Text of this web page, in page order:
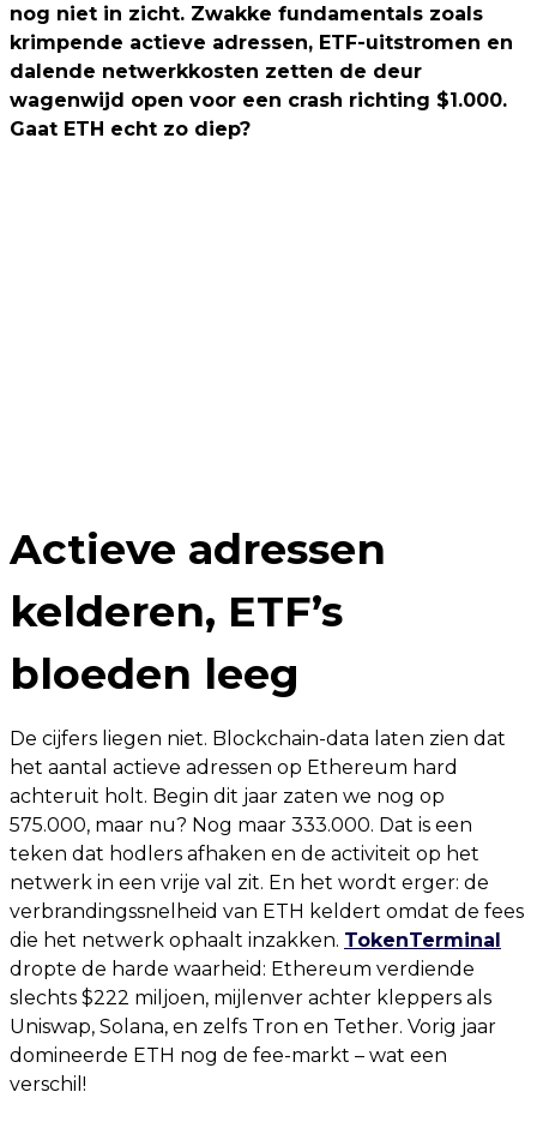
nog niet in zicht. Zwakke fundamentals zoals
krimpende actieve adressen, ETF-uitstromen en
dalende netwerkkosten zetten de deur
wagenwijd open voor een crash richting $1.000.
Gaat ETH echt zo diep?
Actieve adressen
kelderen, ETF’s
bloeden leeg
De cijfers liegen niet. Blockchain-data laten zien dat
het aantal actieve adressen op Ethereum hard
achteruit holt. Begin dit jaar zaten we nog op
575.000, maar nu? Nog maar 333.000. Dat is een
teken dat hodlers afhaken en de activiteit op het
netwerk in een vrije val zit. En het wordt erger: de
verbrandingssnelheid van ETH keldert omdat de fees
die het netwerk ophaalt inzakken. TokenTerminal
dropte de harde waarheid: Ethereum verdiende
slechts $222 miljoen, mijlenver achter kleppers als
Uniswap, Solana, en zelfs Tron en Tether. Vorig jaar
domineerde ETH nog de fee-markt – wat een
verschil!